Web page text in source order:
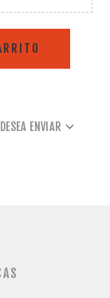
ENVIAR